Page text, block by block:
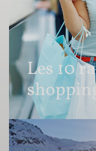
Les 10